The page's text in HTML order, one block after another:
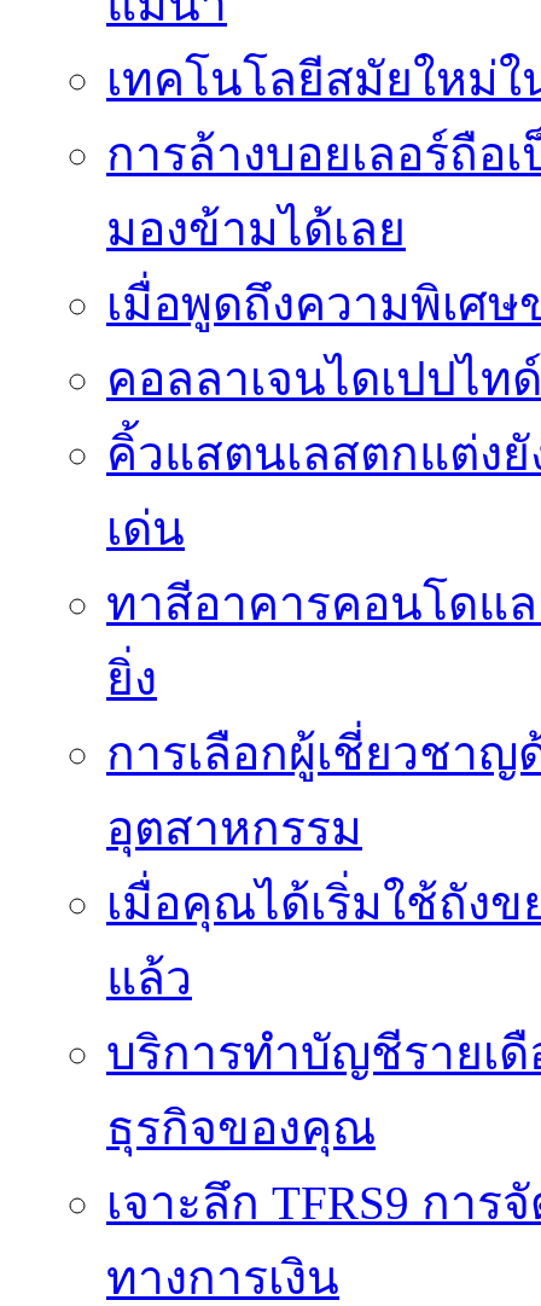
เทคโนโลยีสมัยใหม่ใน
การล้างบอยเลอร์ถื
มองข้ามได้เลย
เมื่อพูดถึงความพิเศษ
คอลลาเจนไดเปปไท
คิ้วแสตนเลสตกแต่ง
เด่น
ทาสีอาคารคอนโดแ
ยิ่ง
การเลือกผู้เชี่ยวชา
อุตสาหกรรม
เมื่อคุณได้เริ่มใช้ถัง
แล้ว
บริการทำบัญชีรายเ
ธุรกิจของคุณ
เจาะลึก TFRS9 กา
ทางการเงิน